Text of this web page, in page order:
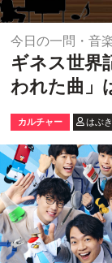
今日の一問・音
ギネス世界
われた曲」
カルチャー はぶ